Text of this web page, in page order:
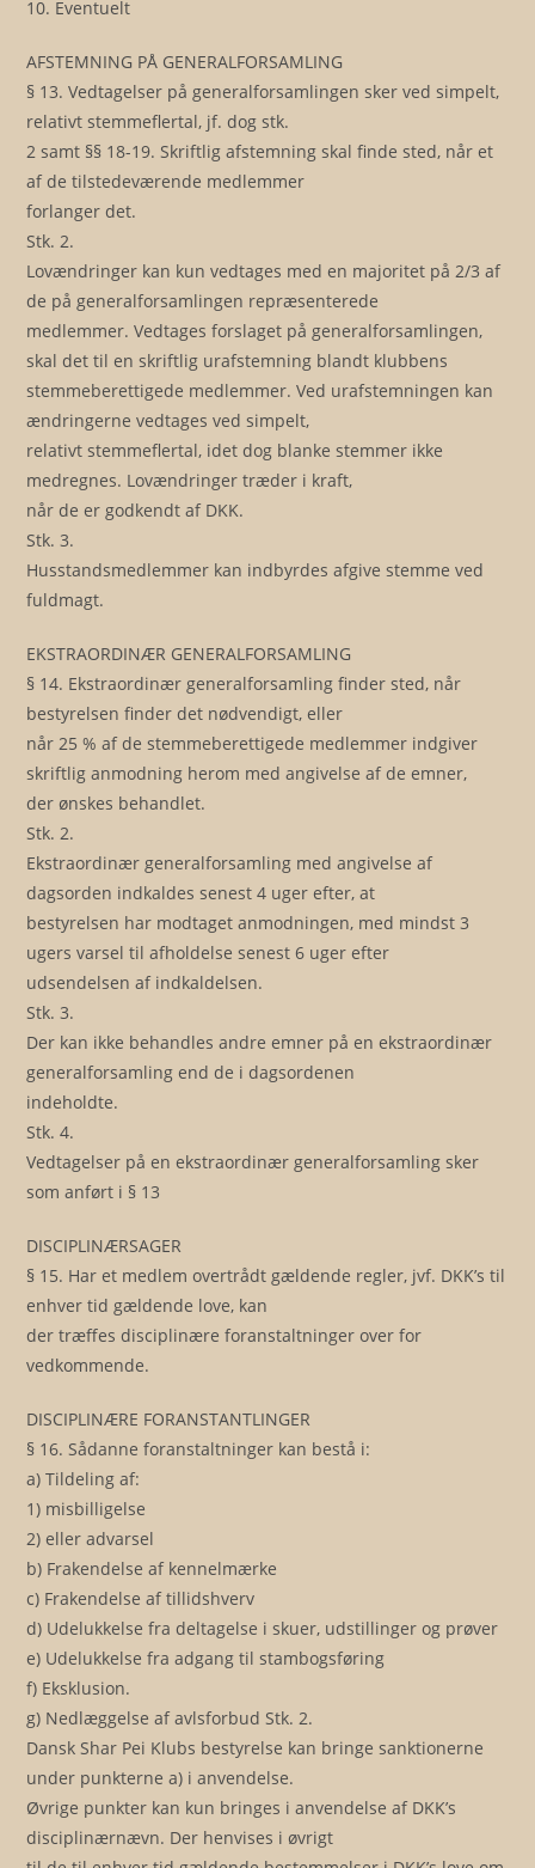
10. Eventuelt
AFSTEMNING PÅ GENERALFORSAMLING
§ 13. Vedtagelser på generalforsamlingen sker ved simpelt,
relativt stemmeflertal, jf. dog stk.
2 samt §§ 18-19. Skriftlig afstemning skal finde sted, når et
af de tilstedeværende medlemmer
forlanger det.
Stk. 2.
Lovændringer kan kun vedtages med en majoritet på 2/3 af
de på generalforsamlingen repræsenterede
medlemmer. Vedtages forslaget på generalforsamlingen,
skal det til en skriftlig urafstemning blandt klubbens
stemmeberettigede medlemmer. Ved urafstemningen kan
ændringerne vedtages ved simpelt,
relativt stemmeflertal, idet dog blanke stemmer ikke
medregnes. Lovændringer træder i kraft,
når de er godkendt af DKK.
Stk. 3.
Husstandsmedlemmer kan indbyrdes afgive stemme ved
fuldmagt.
EKSTRAORDINÆR GENERALFORSAMLING
§ 14. Ekstraordinær generalforsamling finder sted, når
bestyrelsen finder det nødvendigt, eller
når 25 % af de stemmeberettigede medlemmer indgiver
skriftlig anmodning herom med angivelse af de emner,
der ønskes behandlet.
Stk. 2.
Ekstraordinær generalforsamling med angivelse af
dagsorden indkaldes senest 4 uger efter, at
bestyrelsen har modtaget anmodningen, med mindst 3
ugers varsel til afholdelse senest 6 uger efter
udsendelsen af indkaldelsen.
Stk. 3.
Der kan ikke behandles andre emner på en ekstraordinær
generalforsamling end de i dagsordenen
indeholdte.
Stk. 4.
Vedtagelser på en ekstraordinær generalforsamling sker
som anført i § 13
DISCIPLINÆRSAGER
§ 15. Har et medlem overtrådt gældende regler, jvf. DKK’s til
enhver tid gældende love, kan
der træffes disciplinære foranstaltninger over for
vedkommende.
DISCIPLINÆRE FORANSTANTLINGER
§ 16. Sådanne foranstaltninger kan bestå i:
a) Tildeling af:
1) misbilligelse
2) eller advarsel
b) Frakendelse af kennelmærke
c) Frakendelse af tillidshverv
d) Udelukkelse fra deltagelse i skuer, udstillinger og prøver
e) Udelukkelse fra adgang til stambogsføring
f) Eksklusion.
g) Nedlæggelse af avlsforbud Stk. 2.
Dansk Shar Pei Klubs bestyrelse kan bringe sanktionerne
under punkterne a) i anvendelse.
Øvrige punkter kan kun bringes i anvendelse af DKK’s
disciplinærnævn. Der henvises i øvrigt